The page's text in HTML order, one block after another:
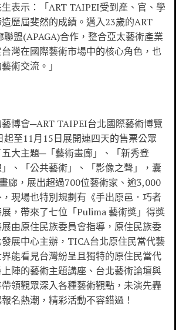
表示：「ART TAIPEI受到產、官、學
歷屆斐然的成績。邁入23歲的ART
盟(APAGA)合作，整合亞太藝術產業
灣在國際藝術市場中的核心角色，也
術交流。」
博會─ART TAIPEI台北國際藝術博覽
起至11月15日展開連四天的售票公眾
大主題─「藝術畫廊」、「新秀登
、「公共藝術」、「影像之聲」，囊
廊，展出超過700位藝術家、逾3,000
現場也特別規劃有《手出原邑．巧者
，帶來了七位「Pulima 藝術獎」得獎
由原住民族委員會指導，原住民族委
展中心主辦，TICA台北原住民當代藝
能看見台灣紛呈且獨特的原住民當代
陣的藝術主題講座、台北藝術論壇與
領觀眾深入各種藝術觀點，未演先轟
名熱潮，精彩活動不容錯過！